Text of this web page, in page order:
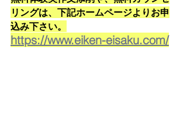
リングは、下記ホームページよりお申
込み下さい。
https://www.eiken-eisaku.com/